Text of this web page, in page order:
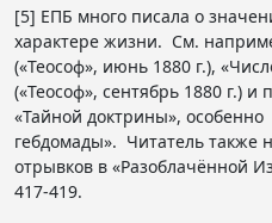
[5] ЕПБ много писала о
характере жизни. См.
(«Теософ», июнь 1880 г.),
(«Теософ», сентябрь 1880 г.)
«Тайной доктрины», особенно
гебдомады». Читатель также
отрывков в «Разоблачённой
417-419.